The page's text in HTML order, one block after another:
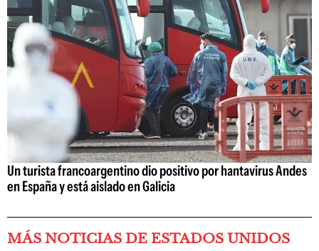
Un turista francoargentino dio positivo por hantavirus Andes
en España y está aislado en Galicia
MÁS NOTICIAS DE ESTADOS UNIDOS